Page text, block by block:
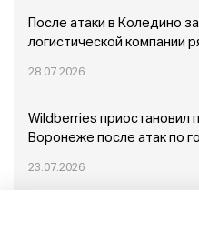
После атаки в Коледино
логистической компании
28.07.2026
Wildberries приостановил
Воронеже после атак по
23.07.2026